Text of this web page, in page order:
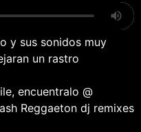
y sus sonidos muy
un rastro
encuentralo @
Reggaeton dj remixes